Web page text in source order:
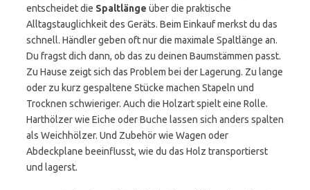
entscheidet die Spaltlänge über die praktische
Alltagstauglichkeit des Geräts. Beim Einkauf merkst du das
schnell. Händler geben oft nur die maximale Spaltlänge an.
Du fragst dich dann, ob das zu deinen Baumstämmen passt.
Zu Hause zeigt sich das Problem bei der Lagerung. Zu lange
oder zu kurz gespaltene Stücke machen Stapeln und
Trocknen schwieriger. Auch die Holzart spielt eine Rolle.
Harthölzer wie Eiche oder Buche lassen sich anders spalten
als Weichhölzer. Und Zubehör wie Wagen oder
Abdeckplane beeinflusst, wie du das Holz transportierst
und lagerst.